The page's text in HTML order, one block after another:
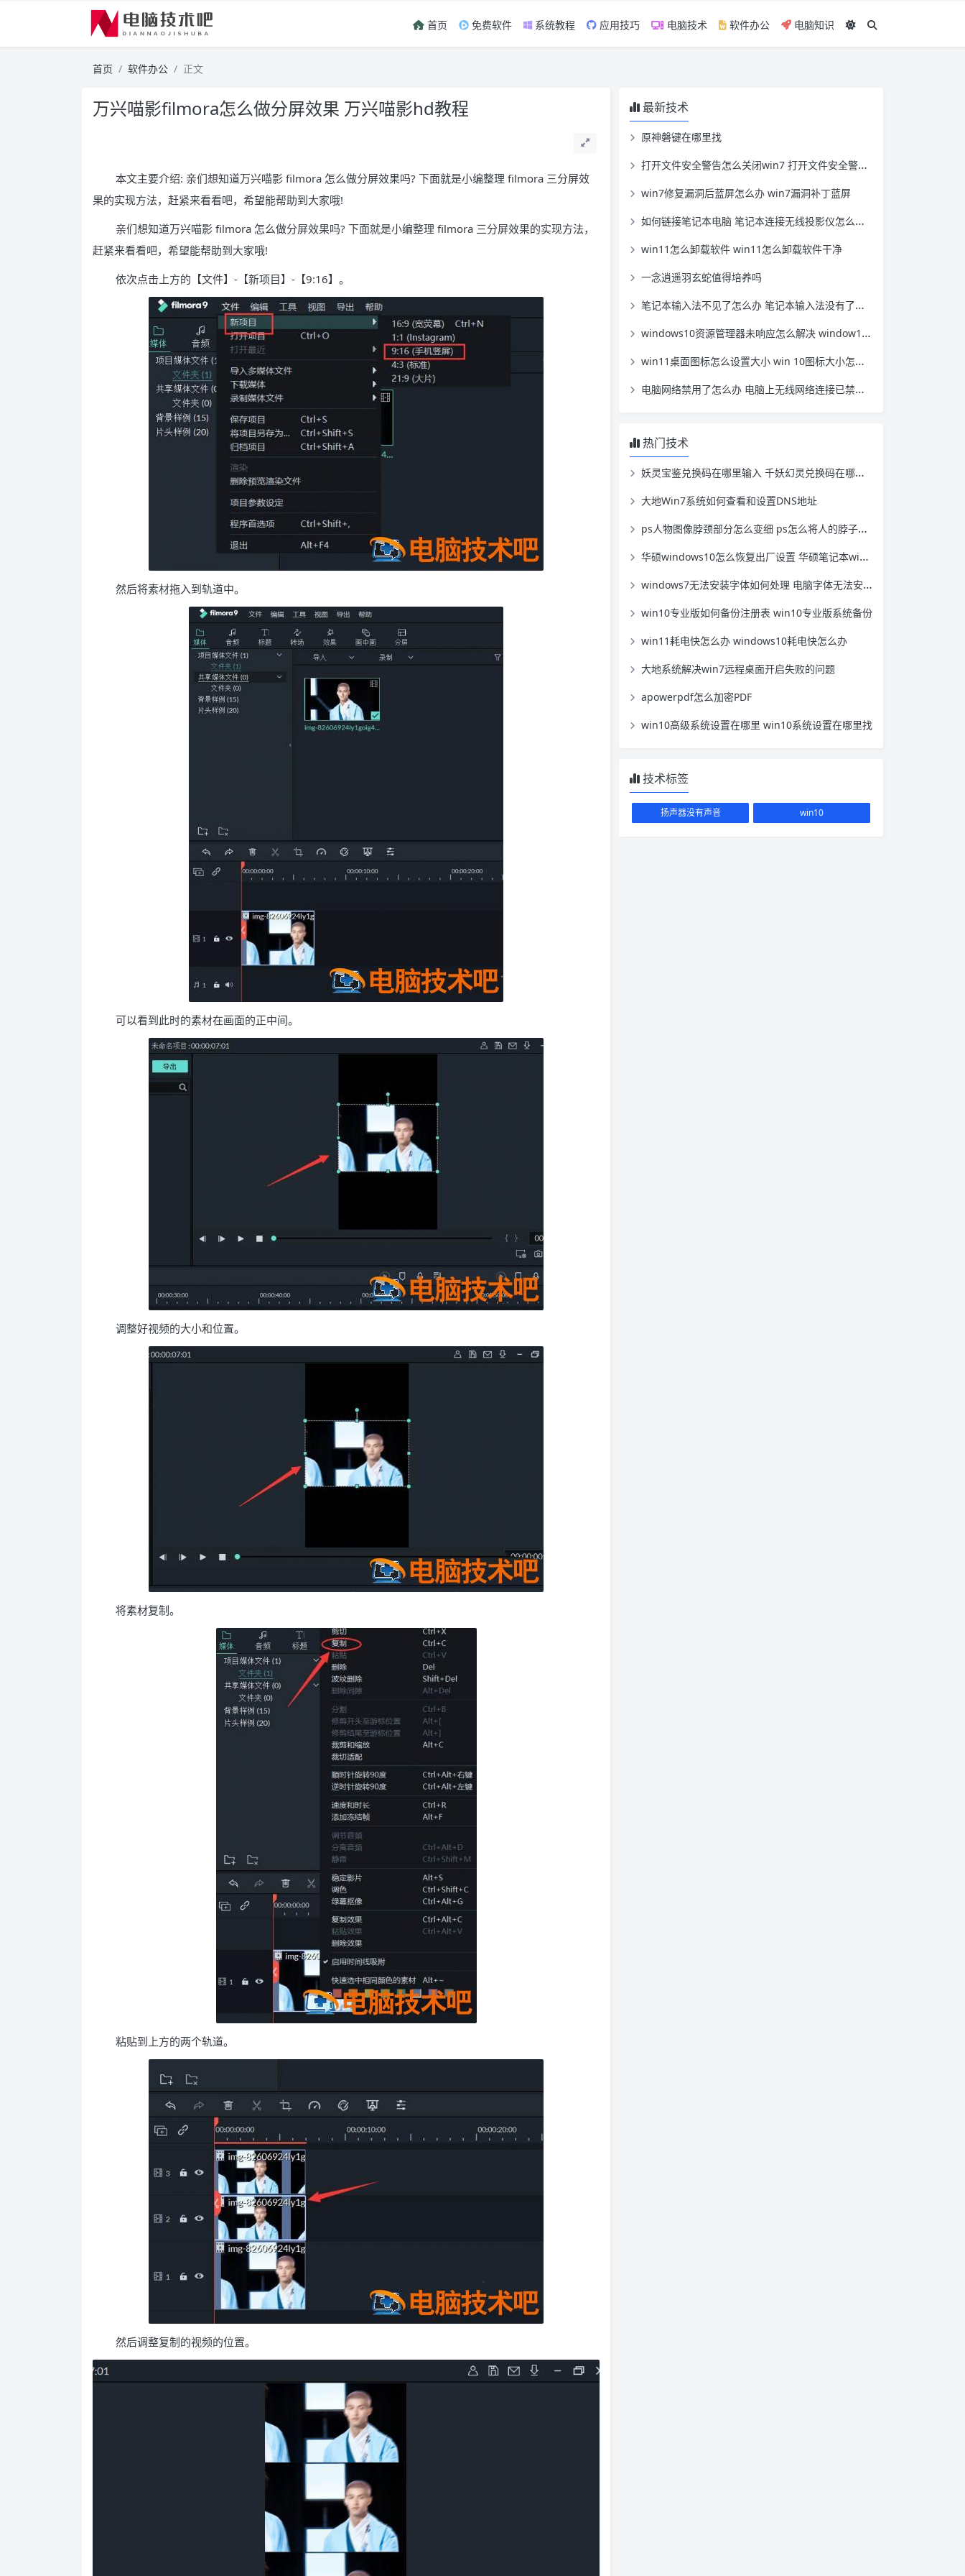
首页 免费软件 系统教程 应用技巧 电脑技术 软件办公 电脑知识
首页 软件办公 正文
万兴喵影filmora怎么做分屏效果 万兴喵影hd教程
本文主要介绍: 亲们想知道万兴喵影 filmora 怎么做分屏效果吗? 下面就是小编整理 filmora 三分屏效
果的实现方法，赶紧来看看吧，希望能帮助到大家哦!
亲们想知道万兴喵影 filmora 怎么做分屏效果吗? 下面就是小编整理 filmora 三分屏效果的实现方法，
赶紧来看看吧，希望能帮助到大家哦!
依次点击上方的【文件】-【新项目】-【9:16】。
然后将素材拖入到轨道中。
可以看到此时的素材在画面的正中间。
调整好视频的大小和位置。
将素材复制。
粘贴到上方的两个轨道。
然后调整复制的视频的位置。
最新技术
原神磐键在哪里找
打开文件安全警告怎么关闭win7 打开文件安全警告怎么关闭win11
win7修复漏洞后蓝屏怎么办 win7漏洞补丁蓝屏
如何链接笔记本电脑 笔记本连接无线投影仪怎么连接
win11怎么卸载软件 win11怎么卸载软件干净
一念逍遥羽玄蛇值得培养吗
笔记本输入法不见了怎么办 笔记本输入法没有了怎么办
windows10资源管理器未响应怎么解决 window10资源管理器无响应
win11桌面图标怎么设置大小 win 10图标大小怎么设置
电脑网络禁用了怎么办 电脑上无线网络连接已禁用怎么办
热门技术
妖灵宝鉴兑换码在哪里输入 千妖幻灵兑换码在哪里输入
大地Win7系统如何查看和设置DNS地址
ps人物图像脖颈部分怎么变细 ps怎么将人的脖子修短
华硕windows10怎么恢复出厂设置 华硕笔记本windows10怎么恢复出厂设置
windows7无法安装字体如何处理 电脑字体无法安装
win10专业版如何备份注册表 win10专业版系统备份
win11耗电快怎么办 windows10耗电快怎么办
大地系统解决win7远程桌面开启失败的问题
apowerpdf怎么加密PDF
win10高级系统设置在哪里 win10系统设置在哪里找
技术标签
扬声器没有声音 win10